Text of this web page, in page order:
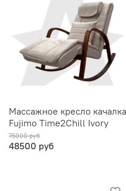
Массажное кресло качалка
Fujimo Time2Chill Ivory
75000 руб
48500 руб